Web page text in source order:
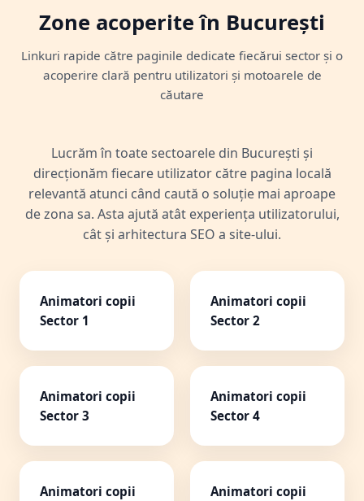
Zone acoperite în București
Linkuri rapide către paginile dedicate fiecărui sector și o
acoperire clară pentru utilizatori și motoarele de
căutare
Lucrăm în toate sectoarele din București și
direcționăm fiecare utilizator către pagina locală
relevantă atunci când caută o soluție mai aproape
de zona sa. Asta ajută atât experiența utilizatorului,
cât și arhitectura SEO a site-ului.
Animatori copii
Sector 1
Animatori copii
Sector 2
Animatori copii
Sector 3
Animatori copii
Sector 4
Animatori copii
Animatori copii